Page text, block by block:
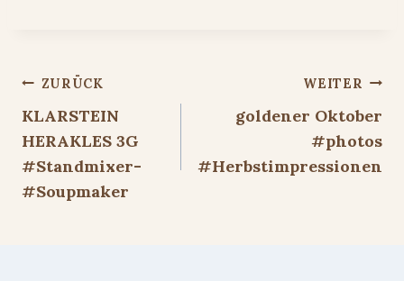
Beitragsnavigation
ZURÜCK
KLARSTEIN
HERAKLES 3G
#Standmixer-
#Soupmaker
WEITER
goldener Oktober
#photos
#Herbstimpressionen